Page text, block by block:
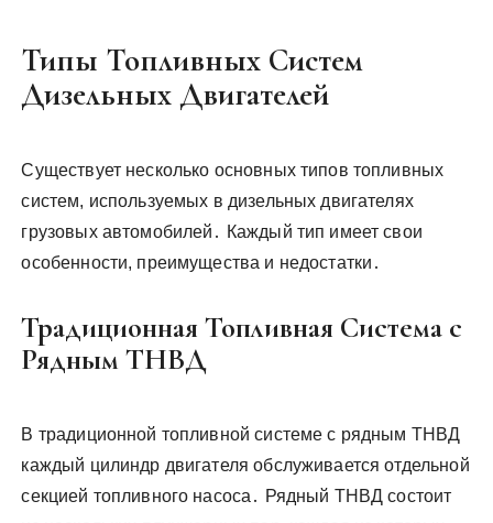
Типы Топливных Систем
Дизельных Двигателей
Существует несколько основных типов топливных
систем, используемых в дизельных двигателях
грузовых автомобилей․ Каждый тип имеет свои
особенности, преимущества и недостатки․
Традиционная Топливная Система с
Рядным ТНВД
В традиционной топливной системе с рядным ТНВД
каждый цилиндр двигателя обслуживается отдельной
секцией топливного насоса․ Рядный ТНВД состоит